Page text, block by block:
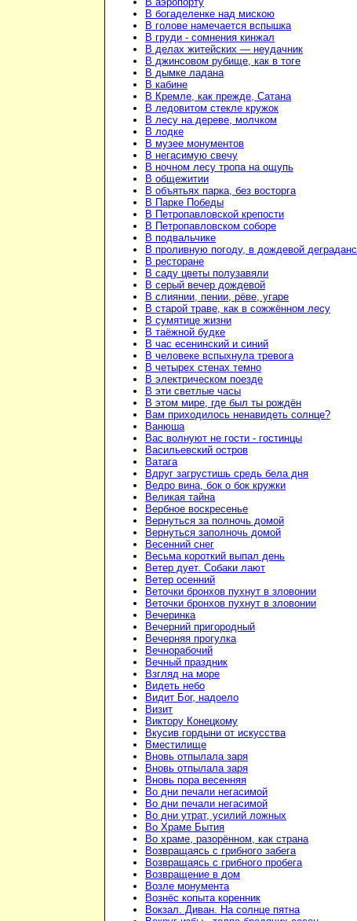
В богаделенке над мискою
В голове намечается вспышка
В груди - сомнения кинжал
В делах житейских — неудачник
В джинсовом рубище, как в тоге
В дымке ладана
В кабине
В Кремле, как прежде, Сатана
В ледовитом стекле кружок
В лесу на дереве, молчком
В лодке
В музее монументов
В негасимую свечу
В ночном лесу тропа на ощупь
В общежитии
В объятьях парка, без восторга
В Парке Победы
В Петропавловской крепости
В Петропавловском соборе
В подвальчике
В проливную погоду, в дождевой деграданс
В ресторане
В саду цветы полузавяли
В серый вечер дождевой
В слиянии, пении, рёве, угаре
В старой траве, как в сожжённом лесу
В сумятице жизни
В таёжной будке
В час есенинский и синий
В человеке вспыхнула тревога
В четырех стенах темно
В электрическом поезде
В эти светлые часы
В этом мире, где был ты рождён
Вам приходилось ненавидеть солнце?
Ванюша
Вас волнуют не гости - гостинцы
Васильевский остров
Ватага
Вдруг загрустишь средь бела дня
Ведро вина, бок о бок кружки
Великая тайна
Вербное воскресенье
Вернуться за полночь домой
Вернуться заполночь домой
Весенний снег
Весьма короткий выпал день
Ветер дует. Собаки лают
Ветер осенний
Веточки бронхов пухнут в зловонии
Веточки бронхов пухнут в зловонии
Вечеринка
Вечерний пригородный
Вечерняя прогулка
Вечнорабочий
Вечный праздник
Взгляд на море
Видеть небо
Видит Бог, надоело
Визит
Виктору Конецкому
Вкусив гордыни от искусства
Вместилище
Вновь отпылала заря
Вновь отпылала заря
Вновь пора весенняя
Во дни печали негасимой
Во дни печали негасимой
Во дни утрат, усилий ложных
Во Храме Бытия
Во храме, разорённом, как страна
Возвращаясь с грибного забега
Возвращаясь с грибного пробега
Возвращение в дом
Возле монумента
Вознёс копыта коренник
Вокзал. Диван. На солнце пятна